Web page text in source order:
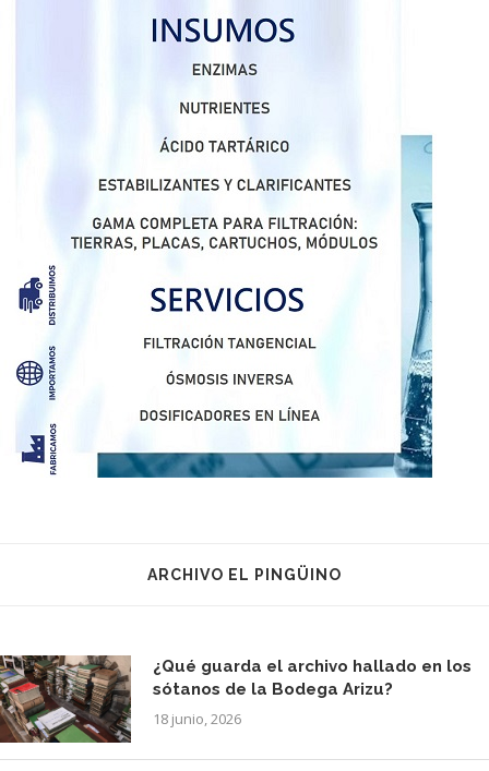
ARCHIVO EL PINGÜINO
¿Qué guarda el archivo hallado en los
sótanos de la Bodega Arizu?
18 junio, 2026